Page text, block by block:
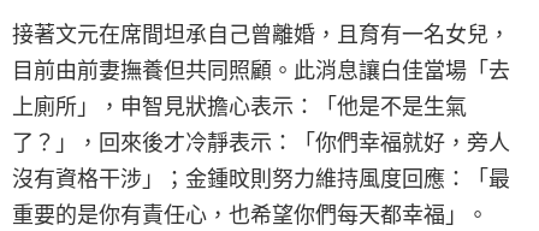
接著文元在席間坦承自己曾離婚，且育有一名女兒，
目前由前妻撫養但共同照顧。此消息讓白佳當場「去
上廁所」，申智見狀擔心表示：「他是不是生氣
了？」，回來後才冷靜表示：「你們幸福就好，旁人
沒有資格干涉」；金鍾旼則努力維持風度回應：「最
重要的是你有責任心，也希望你們每天都幸福」。